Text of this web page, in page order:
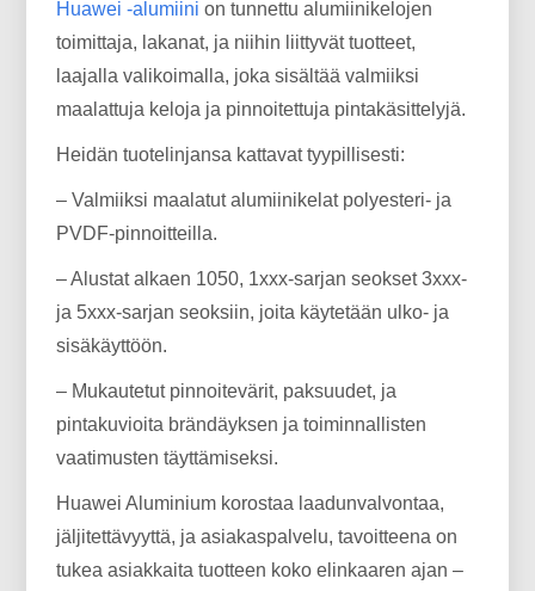
Huawei -alumiini on tunnettu alumiinikelojen
toimittaja, lakanat, ja niihin liittyvät tuotteet,
laajalla valikoimalla, joka sisältää valmiiksi
maalattuja keloja ja pinnoitettuja pintakäsittelyjä.
Heidän tuotelinjansa kattavat tyypillisesti:
– Valmiiksi maalatut alumiinikelat polyesteri- ja
PVDF-pinnoitteilla.
– Alustat alkaen 1050, 1xxx-sarjan seokset 3xxx-
ja 5xxx-sarjan seoksiin, joita käytetään ulko- ja
sisäkäyttöön.
– Mukautetut pinnoitevärit, paksuudet, ja
pintakuvioita brändäyksen ja toiminnallisten
vaatimusten täyttämiseksi.
Huawei Aluminium korostaa laadunvalvontaa,
jäljitettävyyttä, ja asiakaspalvelu, tavoitteena on
tukea asiakkaita tuotteen koko elinkaaren ajan –